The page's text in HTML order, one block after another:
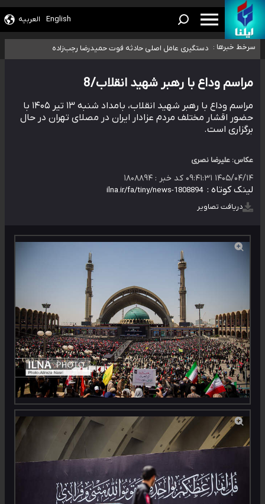
English العربیه
سرخط خبرها :
سیدحسن خمینی عزادار شد
آمار خودکشی نسبت به سال‌های قبل افزایش نیافته است
دستگیری عامل اصلی حادثه فوت حمیدرضا رجب‌زاده
نباید تفسیرهای سلیقه‌ای از مواضع رسمی کشور ارائه شود
«زیرمیزی» برای داوطلبان پزشکی سراب است/ دریافت‌های غیرمتعارف در شأن
پزشکی و کشورمان نیست/ نظام سلامت جلوی این رویه را بگیرد
مراسم وداع با رهبر شهید انقلاب/8
مراسم وداع با رهبر شهید انقلاب، بامداد شنبه ۱۳ تیر ۱۴۰۵ با
حضور اقشار مختلف مردم عزادار ایران در مصلای تهران در حال
برگزاری است.
عکاس: علیرضا نصری
۱۴۰۵/۰۴/۱۴ ۰۹:۴۱:۳۱ کد خبر : ۱۸۰۸۸۹۴
لینک کوتاه :
دریافت تصاویر